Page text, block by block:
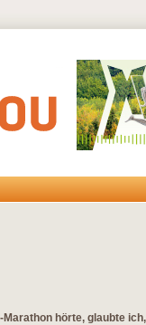
hörte, glaubte